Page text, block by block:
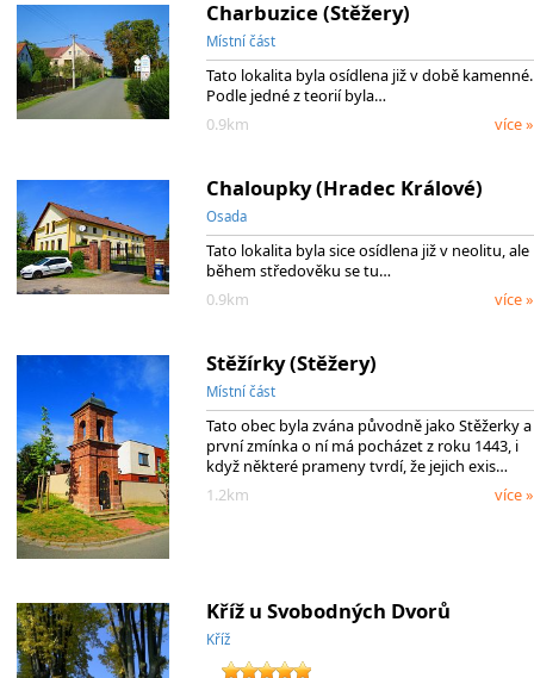
Charbuzice (Stěžery)
Místní část
Tato lokalita byla osídlena již v době kamenné.
Podle jedné z teorií byla…
0.9km
více »
Chaloupky (Hradec Králové)
Osada
Tato lokalita byla sice osídlena již v neolitu, ale
během středověku se tu…
0.9km
více »
Stěžírky (Stěžery)
Místní část
Tato obec byla zvána původně jako Stěžerky a
první zmínka o ní má pocházet z roku 1443, i
když některé prameny tvrdí, že jejich exis…
1.2km
více »
Kříž u Svobodných Dvorů
Kříž